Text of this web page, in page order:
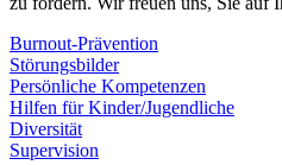
Burnout-Prävention
Störungsbilder
Persönliche Kompetenzen
Hilfen für Kinder/Jugendliche
Diversität
Supervision